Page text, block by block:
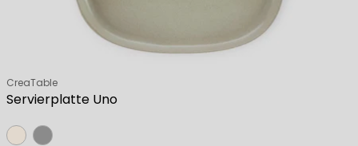
Servierplatte Uno
Verkäufer:
CreaTable